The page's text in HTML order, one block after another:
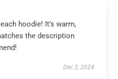
hoodie! It’s warm,
the description
Dec 2, 2024